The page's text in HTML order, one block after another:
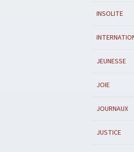
INSOLITE
JEUNESSE
JOIE
JOURNAUX
JUSTICE